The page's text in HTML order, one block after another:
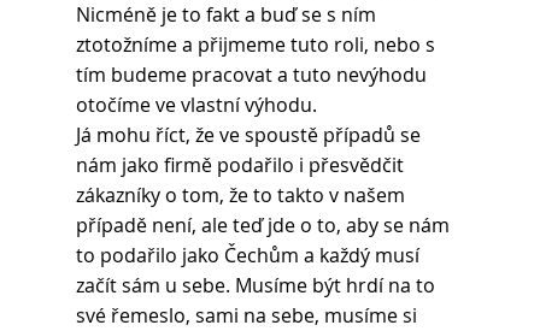
Nicméně je to fakt a buď se s ním
ztotožníme a přijmeme tuto roli, nebo s
tím budeme pracovat a tuto nevýhodu
otočíme ve vlastní výhodu.
Já mohu říct, že ve spoustě případů se
nám jako firmě podařilo i přesvědčit
zákazníky o tom, že to takto v našem
případě není, ale teď jde o to, aby se nám
to podařilo jako Čechům a každý musí
začít sám u sebe. Musíme být hrdí na to
své řemeslo, sami na sebe, musíme si